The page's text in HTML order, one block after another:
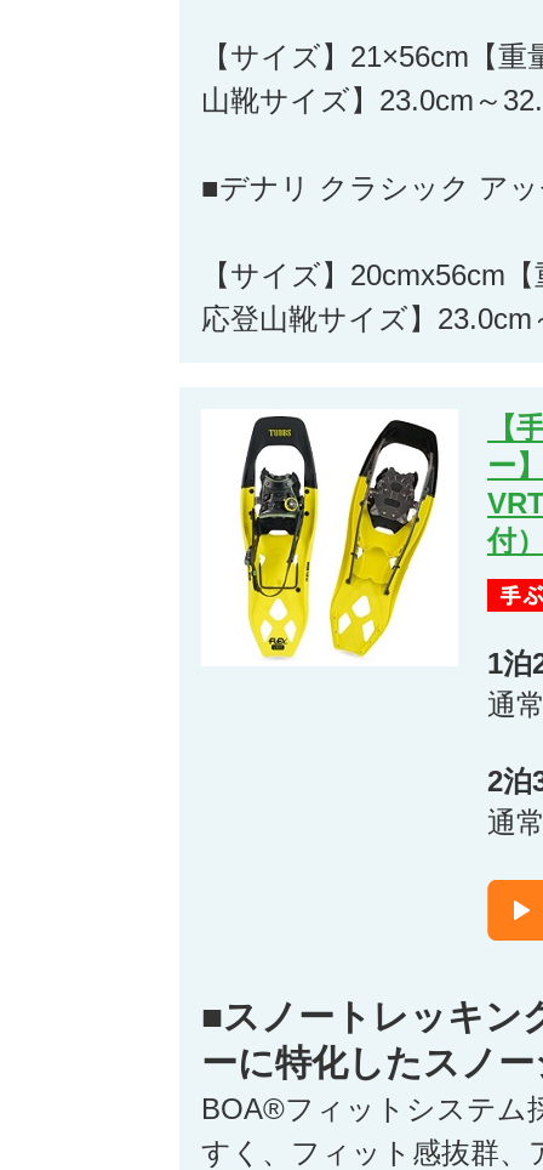
【サイズ】21×56cm【
山靴サイズ】23.0cm～
■デナリ クラシック ア
【サイズ】20cmx56cm
応登山靴サイズ】23.0cm
【
ー
付
1泊
通
2泊
通
■スノートレッキン
ーに特化したスノ
BOA®フィットシステム
すく、フィット感抜群